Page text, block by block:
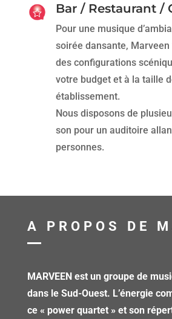
Bar / Restaurant /
Pour une musique
soirée dansante, Marveen
des configurations
votre budget et à la taille
établissement.
Nous disposons de
son pour un auditoire
personnes.
A PROPOS DE
MARVEEN est un groupe de
dans le Sud-Ouest. L’énergie
ce « power quartet » et son